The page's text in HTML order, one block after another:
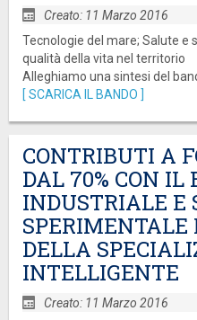
Creato: 11 Marzo 2016
Tecnologie del mare; Salute e
qualità della vita nel territorio
Alleghiamo una sintesi del
[ SCARICA IL BANDO ]
CONTRIBUTI A
DAL 70% CON IL
INDUSTRIALE E
DELLA
INTELLIGENTE
Creato: 11 Marzo 2016